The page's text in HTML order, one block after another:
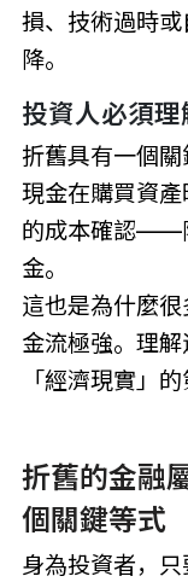
損、技術過時
降。
投資人必須
折舊具有一個關
現金在購買資
的成本確認——
金。
這也是為什麼
金流極強。理
「經濟現實」的
折舊的金融
個關鍵等式
身為投資者，